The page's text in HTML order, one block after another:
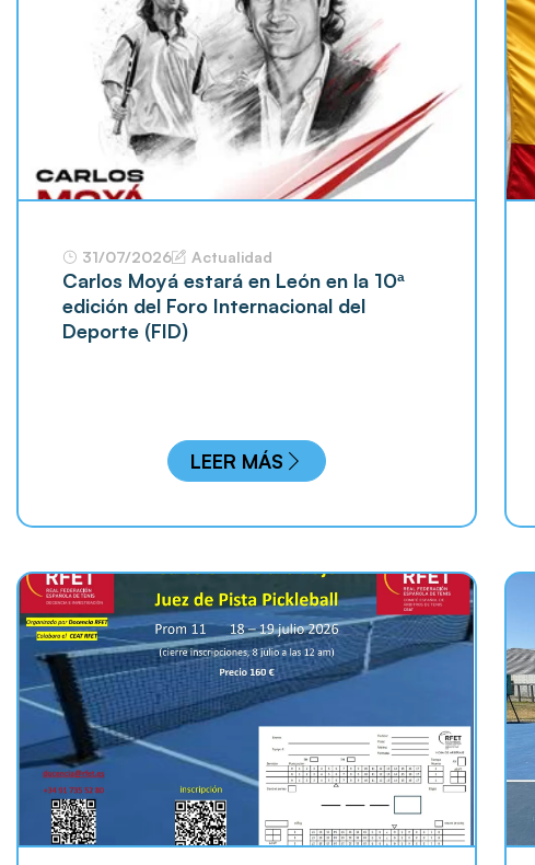
31/07/2026 Actualidad
Carlos Moyá estará en León en la 10ª
edición del Foro Internacional del
Deporte (FID)
LEER MÁS